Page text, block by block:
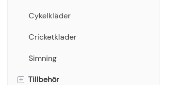
Cykelkläder
Cricketkläder
Simning
+ Tillbehör